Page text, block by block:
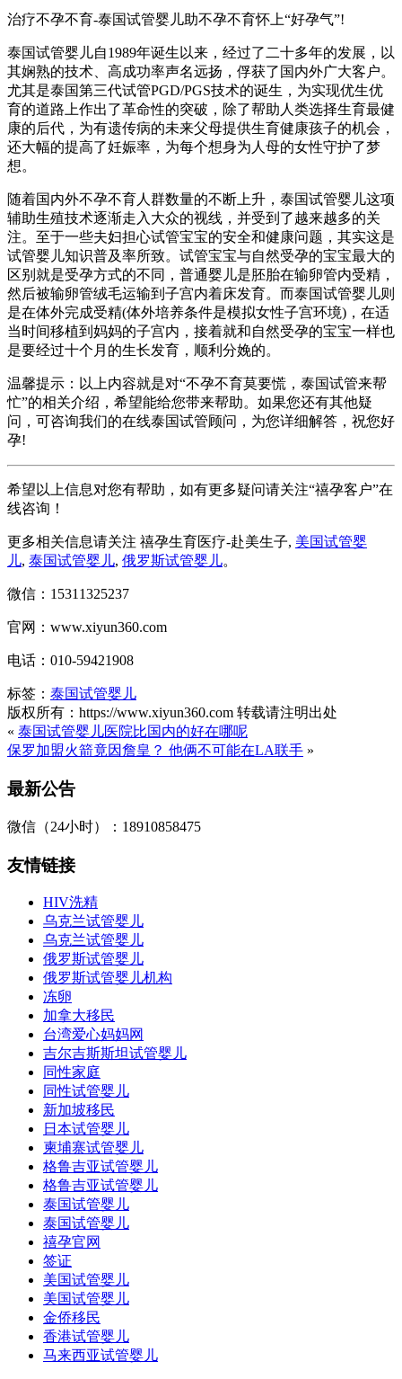
治疗不孕不育-泰国试管婴儿助不孕不育怀上“好孕气”!
泰国试管婴儿自1989年诞生以来，经过了二十多年的发展，以
其娴熟的技术、高成功率声名远扬，俘获了国内外广大客户。
尤其是泰国第三代试管PGD/PGS技术的诞生，为实现优生优
育的道路上作出了革命性的突破，除了帮助人类选择生育最健
康的后代，为有遗传病的未来父母提供生育健康孩子的机会，
还大幅的提高了妊娠率，为每个想身为人母的女性守护了梦
想。
随着国内外不孕不育人群数量的不断上升，泰国试管婴儿这项
辅助生殖技术逐渐走入大众的视线，并受到了越来越多的关
注。至于一些夫妇担心试管宝宝的安全和健康问题，其实这是
试管婴儿知识普及率所致。试管宝宝与自然受孕的宝宝最大的
区别就是受孕方式的不同，普通婴儿是胚胎在输卵管内受精，
然后被输卵管绒毛运输到子宫内着床发育。而泰国试管婴儿则
是在体外完成受精(体外培养条件是模拟女性子宫环境)，在适
当时间移植到妈妈的子宫内，接着就和自然受孕的宝宝一样也
是要经过十个月的生长发育，顺利分娩的。
温馨提示：以上内容就是对“不孕不育莫要慌，泰国试管来帮
忙”的相关介绍，希望能给您带来帮助。如果您还有其他疑
问，可咨询我们的在线泰国试管顾问，为您详细解答，祝您好
孕!
希望以上信息对您有帮助，如有更多疑问请关注“禧孕客户”在
线咨询！
更多相关信息请关注 禧孕生育医疗-赴美生子, 美国试管婴
儿, 泰国试管婴儿, 俄罗斯试管婴儿。
微信：15311325237
官网：www.xiyun360.com
电话：010-59421908
标签： 泰国试管婴儿
版权所有：https://www.xiyun360.com 转载请注明出处
« 泰国试管婴儿医院比国内的好在哪呢
保罗加盟火箭竟因詹皇？ 他俩不可能在LA联手 »
最新公告
微信（24小时）：18910858475
友情链接
HIV洗精
乌克兰试管婴儿
乌克兰试管婴儿
俄罗斯试管婴儿
俄罗斯试管婴儿机构
冻卵
加拿大移民
台湾爱心妈妈网
吉尔吉斯斯坦试管婴儿
同性家庭
同性试管婴儿
新加坡移民
日本试管婴儿
柬埔寨试管婴儿
格鲁吉亚试管婴儿
格鲁吉亚试管婴儿
泰国试管婴儿
泰国试管婴儿
禧孕官网
签证
美国试管婴儿
美国试管婴儿
金侨移民
香港试管婴儿
马来西亚试管婴儿